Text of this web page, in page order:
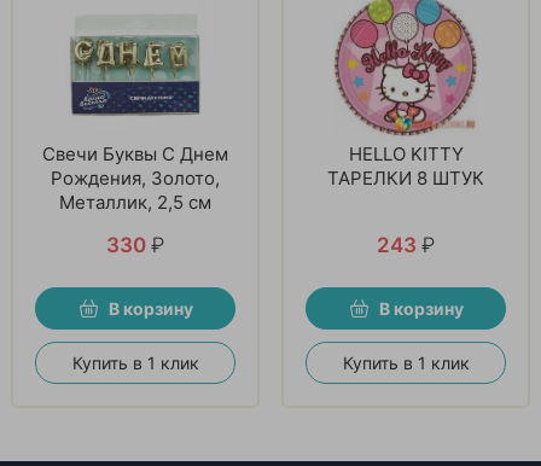
Свечи Буквы С Днем
Рождения, Золото,
Металлик, 2,5 см
330 ₽
В корзину
Купить в 1 клик
HELLO KITTY
ТАРЕЛКИ 8 ШТУК
243 ₽
В корзину
Купить в 1 клик